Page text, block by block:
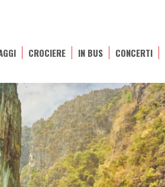
CROCIERE IN BUS CONCERTI